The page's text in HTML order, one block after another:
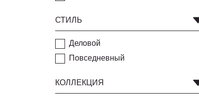
СТИЛЬ
Деловой
Повседневный
КОЛЛЕКЦИЯ